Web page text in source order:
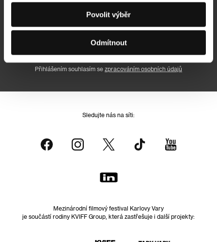
Povolit výběr
Odmítnout
Přihlásit se k odběru
Přihlášením souhlasím se zpracováním osobních údajů
Sledujte nás na síti:
Mezinárodní filmový festival Karlovy Vary
je součástí rodiny KVIFF Group, která zastřešuje i další projekty: